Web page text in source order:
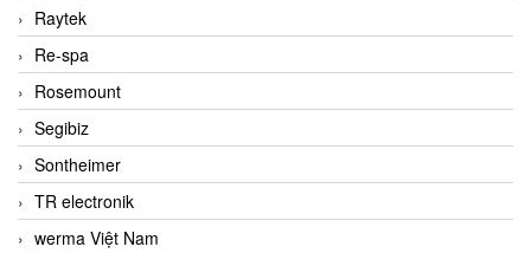
Raytek
Re-spa
Rosemount
Segibiz
Sontheimer
TR electronik
werma Việt Nam